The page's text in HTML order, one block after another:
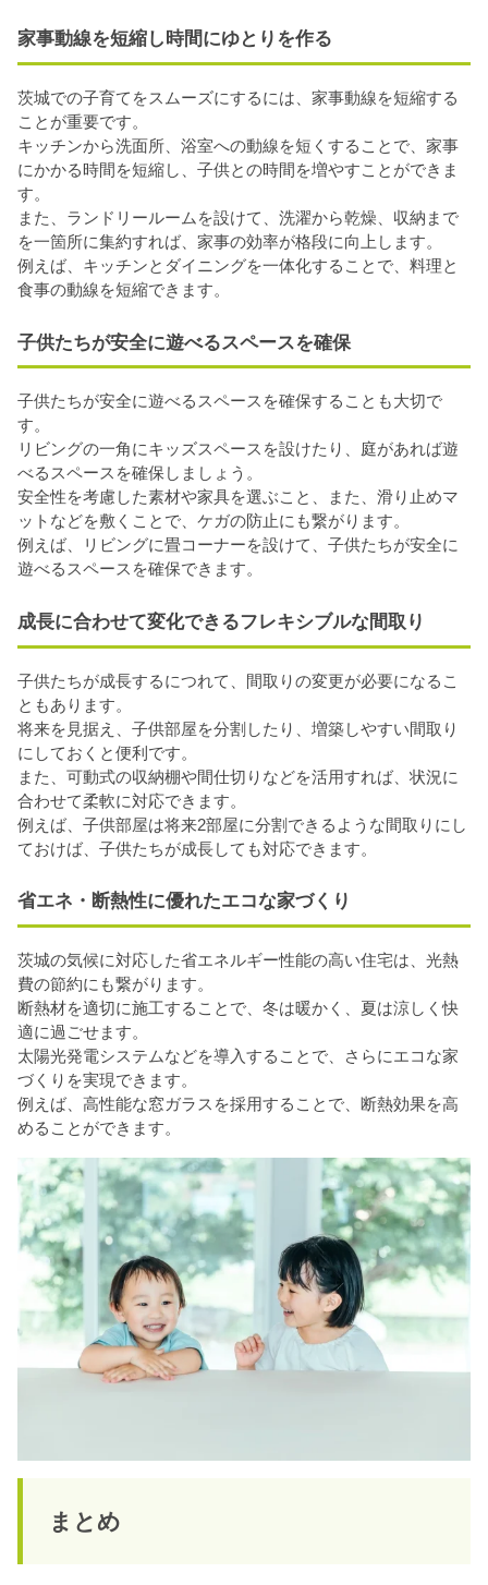
家事動線を短縮し時間にゆとりを作る
茨城での子育てをスムーズにするには、家事動線を短縮する
ことが重要です。
キッチンから洗面所、浴室への動線を短くすることで、家事
にかかる時間を短縮し、子供との時間を増やすことができま
す。
また、ランドリールームを設けて、洗濯から乾燥、収納まで
を一箇所に集約すれば、家事の効率が格段に向上します。
例えば、キッチンとダイニングを一体化することで、料理と
食事の動線を短縮できます。
子供たちが安全に遊べるスペースを確保
子供たちが安全に遊べるスペースを確保することも大切で
す。
リビングの一角にキッズスペースを設けたり、庭があれば遊
べるスペースを確保しましょう。
安全性を考慮した素材や家具を選ぶこと、また、滑り止めマ
ットなどを敷くことで、ケガの防止にも繋がります。
例えば、リビングに畳コーナーを設けて、子供たちが安全に
遊べるスペースを確保できます。
成長に合わせて変化できるフレキシブルな間取り
子供たちが成長するにつれて、間取りの変更が必要になるこ
ともあります。
将来を見据え、子供部屋を分割したり、増築しやすい間取り
にしておくと便利です。
また、可動式の収納棚や間仕切りなどを活用すれば、状況に
合わせて柔軟に対応できます。
例えば、子供部屋は将来2部屋に分割できるような間取りにし
ておけば、子供たちが成長しても対応できます。
省エネ・断熱性に優れたエコな家づくり
茨城の気候に対応した省エネルギー性能の高い住宅は、光熱
費の節約にも繋がります。
断熱材を適切に施工することで、冬は暖かく、夏は涼しく快
適に過ごせます。
太陽光発電システムなどを導入することで、さらにエコな家
づくりを実現できます。
例えば、高性能な窓ガラスを採用することで、断熱効果を高
めることができます。
まとめ